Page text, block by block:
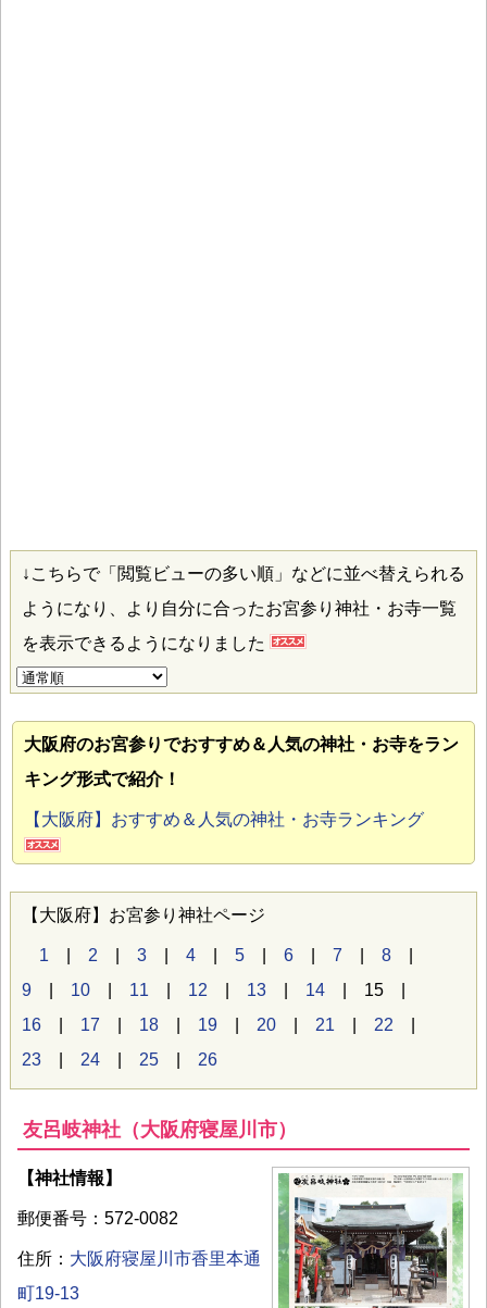
↓こちらで「閲覧ビューの多い順」などに並べ替えられる
ようになり、より自分に合ったお宮参り神社・お寺一覧
を表示できるようになりました
大阪府のお宮参りでおすすめ＆人気の神社・お寺をラン
キング形式で紹介！
【大阪府】おすすめ＆人気の神社・お寺ランキング
【大阪府】お宮参り神社ページ
1 2 3 4 5 6 7 8
9
10 11 12 13 14 | 15 |
16
17 18 19 20 21 22
23
24 25 26
友呂岐神社（大阪府寝屋川市）
【神社情報】
郵便番号：572-0082
住所： 大阪府寝屋川市香里本通
町19-13